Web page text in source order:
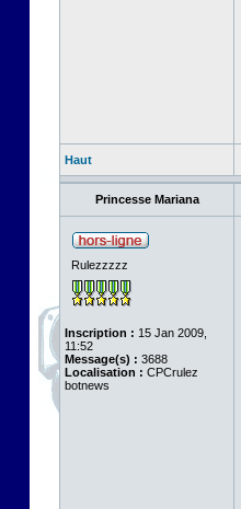
Haut
Princesse Mariana
Rulezzzzz
Inscription : 15 Jan 2009,
11:52
Message(s) : 3688
Localisation : CPCrulez
botnews